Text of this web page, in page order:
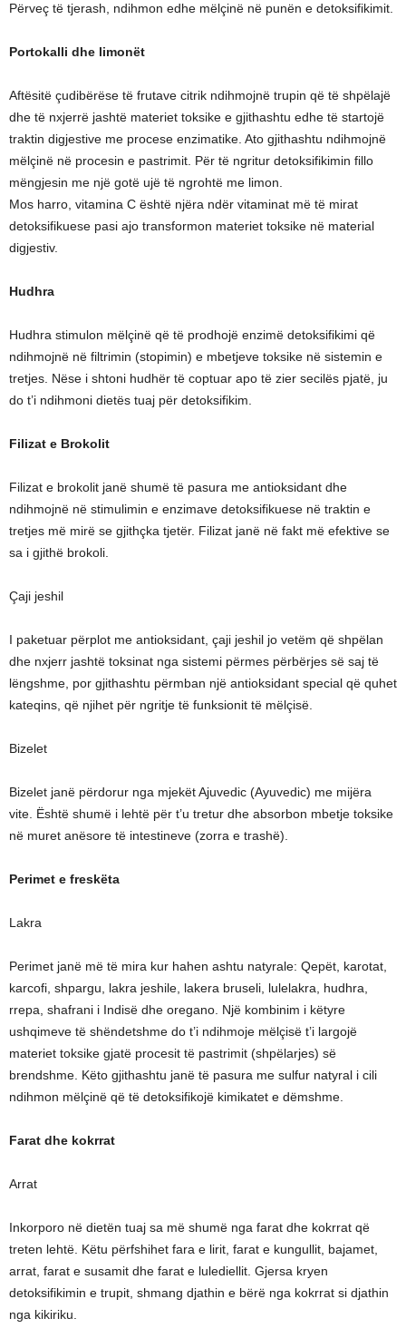
Përveç të tjerash, ndihmon edhe mëlçinë në punën e detoksifikimit.
Portokalli dhe limonët
Aftësitë çudibërëse të frutave citrik ndihmojnë trupin që të shpëlajë
dhe të nxjerrë jashtë materiet toksike e gjithashtu edhe të startojë
traktin digjestive me procese enzimatike. Ato gjithashtu ndihmojnë
mëlçinë në procesin e pastrimit. Për të ngritur detoksifikimin fillo
mëngjesin me një gotë ujë të ngrohtë me limon.
Mos harro, vitamina C është njëra ndër vitaminat më të mirat
detoksifikuese pasi ajo transformon materiet toksike në material
digjestiv.
Hudhra
Hudhra stimulon mëlçinë që të prodhojë enzimë detoksifikimi që
ndihmojnë në filtrimin (stopimin) e mbetjeve toksike në sistemin e
tretjes. Nëse i shtoni hudhër të coptuar apo të zier secilës pjatë, ju
do t’i ndihmoni dietës tuaj për detoksifikim.
Filizat e Brokolit
Filizat e brokolit janë shumë të pasura me antioksidant dhe
ndihmojnë në stimulimin e enzimave detoksifikuese në traktin e
tretjes më mirë se gjithçka tjetër. Filizat janë në fakt më efektive se
sa i gjithë brokoli.
Çaji jeshil
I paketuar përplot me antioksidant, çaji jeshil jo vetëm që shpëlan
dhe nxjerr jashtë toksinat nga sistemi përmes përbërjes së saj të
lëngshme, por gjithashtu përmban një antioksidant special që quhet
kateqins, që njihet për ngritje të funksionit të mëlçisë.
Bizelet
Bizelet janë përdorur nga mjekët Ajuvedic (Ayuvedic) me mijëra
vite. Është shumë i lehtë për t’u tretur dhe absorbon mbetje toksike
në muret anësore të intestineve (zorra e trashë).
Perimet e freskëta
Lakra
Perimet janë më të mira kur hahen ashtu natyrale: Qepët, karotat,
karcofi, shpargu, lakra jeshile, lakera bruseli, lulelakra, hudhra,
rrepa, shafrani i Indisë dhe oregano. Një kombinim i këtyre
ushqimeve të shëndetshme do t’i ndihmoje mëlçisë t’i largojë
materiet toksike gjatë procesit të pastrimit (shpëlarjes) së
brendshme. Këto gjithashtu janë të pasura me sulfur natyral i cili
ndihmon mëlçinë që të detoksifikojë kimikatet e dëmshme.
Farat dhe kokrrat
Arrat
Inkorporo në dietën tuaj sa më shumë nga farat dhe kokrrat që
treten lehtë. Këtu përfshihet fara e lirit, farat e kungullit, bajamet,
arrat, farat e susamit dhe farat e lulediellit. Gjersa kryen
detoksifikimin e trupit, shmang djathin e bërë nga kokrrat si djathin
nga kikiriku.